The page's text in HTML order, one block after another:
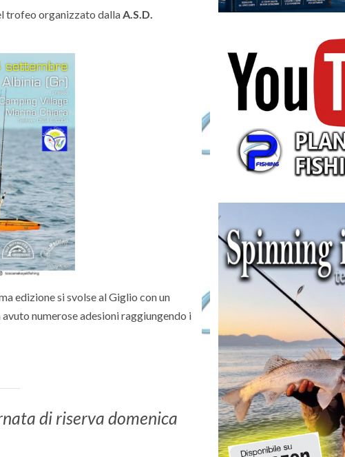
trofeo organizzato dalla A.S.D.
edizione si svolse al Giglio con un
numerose adesioni raggiungendo i
di riserva domenica